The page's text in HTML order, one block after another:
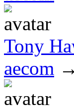
Tony
aecom →